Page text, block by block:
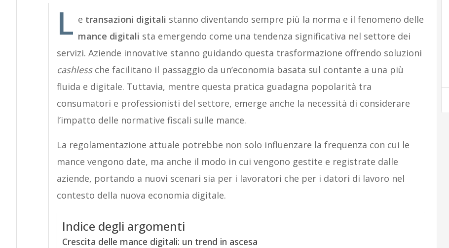
L e transazioni digitali stanno diventando sempre più la norma e il fenomeno delle
mance digitali sta emergendo come una tendenza significativa nel settore dei
servizi. Aziende innovative stanno guidando questa trasformazione offrendo soluzioni
cashlessche facilitano il passaggio da un’economia basata sul contante a una più
fluida e digitale. Tuttavia, mentre questa pratica guadagna popolarità tra
consumatori e professionisti del settore, emerge anche la necessità di considerare
l’impatto delle normative fiscali sulle mance.
La regolamentazione attuale potrebbe non solo influenzare la frequenza con cui le
mance vengono date, ma anche il modo in cui vengono gestite e registrate dalle
aziende, portando a nuovi scenari sia per i lavoratori che per i datori di lavoro nel
contesto della nuova economia digitale.
Indice degli argomenti
Crescita delle mance digitali: un trend in ascesa